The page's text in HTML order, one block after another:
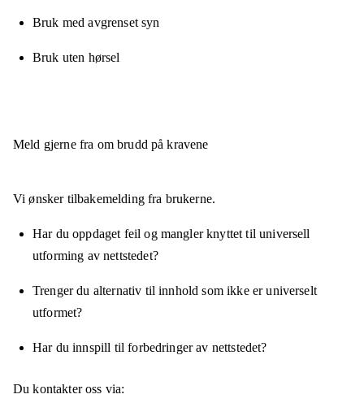
Bruk med avgrenset syn
Bruk uten hørsel
Meld gjerne fra om brudd på kravene
Vi ønsker tilbakemelding fra brukerne.
Har du oppdaget feil og mangler knyttet til universell
utforming av nettstedet?
Trenger du alternativ til innhold som ikke er universelt
utformet?
Har du innspill til forbedringer av nettstedet?
Du kontakter oss via: